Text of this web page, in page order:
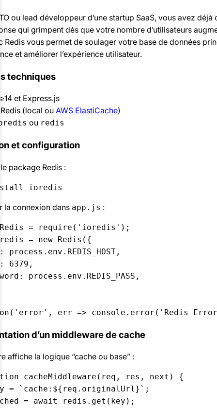
ou lead développeur d’une startup SaaS, vous avez déjà
qui grimpent dès que votre nombre d’utilisateurs
Redis vous permet de soulager votre base de données
et améliorer l’expérience utilisateur.
techniques
et Express.js
(local ouAWS ElastiCache)
ou redis
et configuration
package Redis :
ioredis
la connexion dans app.js :
Redis = require('ioredis');
= new Redis({
process.env.REDIS_HOST,
6379,
process.env.REDIS_PASS,
err => console.error('Redis
d’un middleware de cache
affiche la logique “cache ou base” :
cacheMiddleware(req, res, next) {
= `cache:${req.originalUrl}`;
= await redis.get(key);